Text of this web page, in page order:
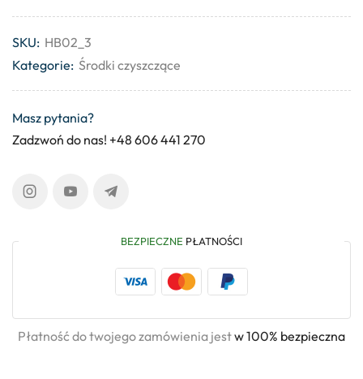
SKU: HB02_3
Kategorie: Środki czyszczące
Masz pytania?
Zadzwoń do nas! +48 606 441 270
BEZPIECZNE PŁATNOŚCI
Płatność do twojego zamówienia jestw 100% bezpieczna